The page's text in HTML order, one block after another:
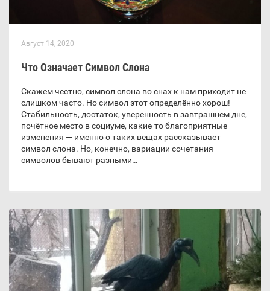
Август 14, 2020
Что Означает Символ Слона
Скажем честно, символ слона во снах к нам приходит не
слишком часто. Но символ этот определённо хорош!
Стабильность, достаток, уверенность в завтрашнем дне,
почётное место в социуме, какие-то благоприятные
изменения — именно о таких вещах рассказывает
символ слона. Но, конечно, вариации сочетания
символов бывают разными…